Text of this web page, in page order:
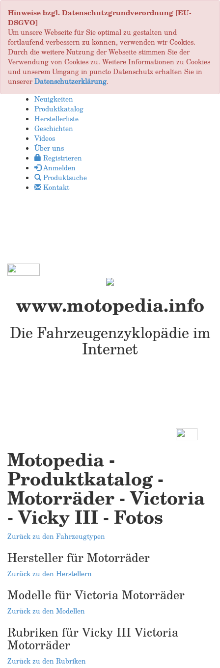
Hinweise bzgl. Datenschutzgrundverordnung [EU-
DSGVO]
Um unsere Webseite für Sie optimal zu gestalten und
fortlaufend verbessern zu können, verwenden wir Cookies.
Durch die weitere Nutzung der Webseite stimmen Sie der
Verwendung von Cookies zu. Weitere Informationen zu Cookies
und unserem Umgang in puncto Datenschutz erhalten Sie in
unsererDatenschutzerklärung.
Neuigkeiten
Produktkatalog
Herstellerliste
Geschichten
Videos
Über uns
Registrieren
Anmelden
Produktsuche
Kontakt
www.motopedia.info
Die Fahrzeugenzyklopädie im
Internet
Motopedia -
Produktkatalog -
Motorräder - Victoria
- Vicky III - Fotos
Zurück zu den Fahrzeugtypen
Hersteller für Motorräder
Zurück zu den Herstellern
Modelle für Victoria Motorräder
Zurück zu den Modellen
Rubriken für Vicky III Victoria
Motorräder
Zurück zu den Rubriken